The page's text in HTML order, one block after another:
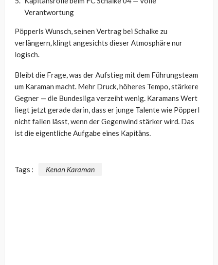
Verantwortung
Pöpperls Wunsch, seinen Vertrag bei Schalke zu
verlängern, klingt angesichts dieser Atmosphäre nur
logisch.
Bleibt die Frage, was der Aufstieg mit dem Führungsteam
um Karaman macht. Mehr Druck, höheres Tempo, stärkere
Gegner — die Bundesliga verzeiht wenig. Karamans Wert
liegt jetzt gerade darin, dass er junge Talente wie Pöpperl
nicht fallen lässt, wenn der Gegenwind stärker wird. Das
ist die eigentliche Aufgabe eines Kapitäns.
Tags : Kenan Karaman